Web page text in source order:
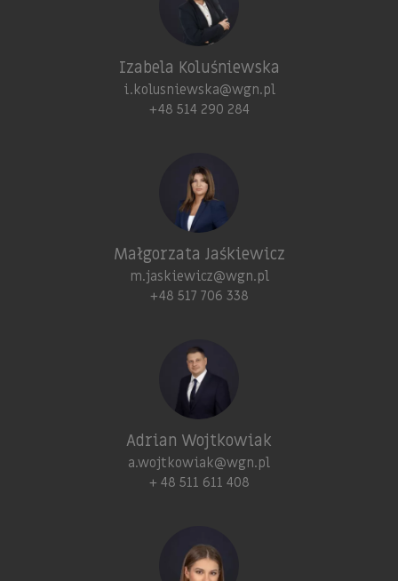
Izabela Koluśniewska
i.kolusniewska@wgn.pl
+48 514 290 284
Małgorzata Jaśkiewicz
m.jaskiewicz@wgn.pl
+48 517 706 338
Adrian Wojtkowiak
a.wojtkowiak@wgn.pl
+ 48 511 611 408